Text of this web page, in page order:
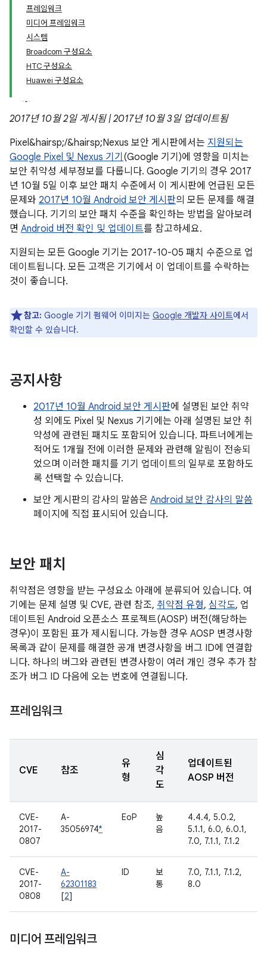
프레임워크
미디어 프레임워크
시스템
Broadcom 구성요소
HTC 구성요소
Huawei 구성요소
2017년 10월 2일 게시됨 | 2017년 10월 3일 업데이트됨
Pixel&hairsp;/&hairsp;Nexus 보안 게시판에서는 지원되는
Google Pixel 및 Nexus 기기 (Google 기기)에 영향을 미치는
보안 취약성 세부정보를 다룹니다. Google 기기의 경우 2017
년 10월 5일 이후 보안 패치 수준에서 이 게시판에 언급된 모든
문제와 2017년 10월 Android 보안 게시판의 모든 문제를 해결
했습니다. 기기의 보안 패치 수준을 확인하는 방법을 알아보려
면 Android 버전 확인 및 업데이트를 참고하세요.
지원되는 모든 Google 기기는 2017-10-05 패치 수준으로 업
데이트됩니다. 모든 고객은 기기에서 이 업데이트를 수락하는
것이 좋습니다.
참고: Google 기기 펌웨어 이미지는 Google 개발자 사이트에서
확인할 수 있습니다.
공지사항
2017년 10월 Android 보안 게시판에 설명된 보안 취약
성 외에도 Pixel 및 Nexus 기기에는 아래 설명된 보안 취
약성에 관련된 패치도 포함되어 있습니다. 파트너에게는
적어도 1개월 전에 이러한 문제와 관련해 알림이 전송되
었으며 이러한 패치를 기기 업데이트의 일부로 포함하도
록 선택할 수 있습니다.
보안 게시판의 감사의 말씀은 Android 보안 감사의 말씀
페이지에 직접 표시되어 있습니다.
보안 패치
취약점은 영향을 받는 구성요소 아래에 분류되어 있습니다. 여
기에는 문제 설명 및 CVE, 관련 참조, 취약점 유형, 심각도, 업
데이트된 Android 오픈소스 프로젝트(AOSP) 버전(해당하는
경우)이 포함된 표가 제시됩니다. 가능한 경우 AOSP 변경사항
목록과 같이 문제를 해결한 공개 변경사항을 버그 ID에 연결합
니다. 하나의 버그와 관련된 변경사항이 여러 개인 경우 추가 참
조가 버그 ID 다음에 오는 번호에 연결됩니다.
프레임워크
CVE 참조
유
형
심
각
도
업데이트된
AOSP 버전
CVE-
2017-
0807
A-
35056974*
EoP
높
음
4.4.4, 5.0.2,
5.1.1, 6.0, 6.0.1,
7.0, 7.1.1, 7.1.2
CVE-
2017-
0808
A-
62301183
[2]
ID
보
통
7.0, 7.1.1, 7.1.2,
8.0
미디어 프레임워크